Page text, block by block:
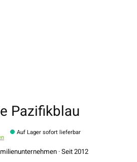
Pazifikblau
Auf Lager sofort lieferbar
· Seit 2012